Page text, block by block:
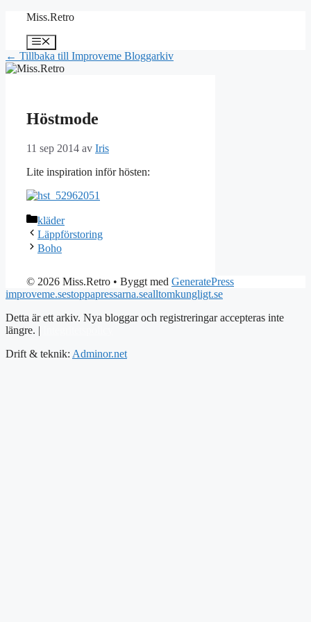
Hoppa
innehåll
Miss.Retro
Meny
← Tillbaka till Improveme Bloggarkiv
Höstmode
11 sep 2014 av Iris
Lite inspiration inför hösten:
Kategorier
kläder
Läppförstoring
Boho
© 2026 Miss.Retro • Byggt med GeneratePress
improveme.sestoppapressarna.sealltomkungligt.se
Detta är ett arkiv. Nya bloggar och registreringar accepteras inte
längre. |
Drift & teknik: Adminor.net